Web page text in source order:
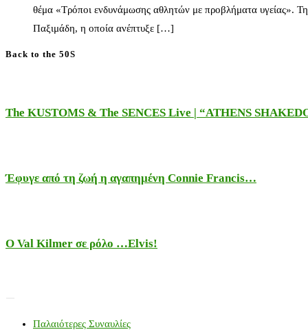
θέμα «Τρόποι ενδυνάμωσης αθλητών με προβλήματα υγείας».
Παξιμάδη, η οποία ανέπτυξε […]
Back to the 50S
The KUSTOMS & The SENCES Live | “ATHENS
Έφυγε από τη ζωή η αγαπημένη Connie Francis…
Ο Val Kilmer σε ρόλο …Elvis!
Παλαιότερες Συναυλίες